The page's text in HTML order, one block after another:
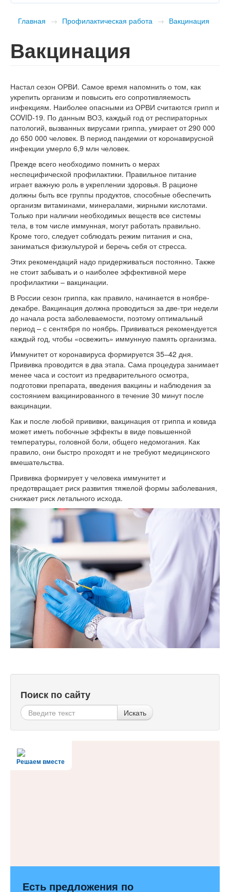
Главная → Профилактическая работа → Вакцинация
Вакцинация
Настал сезон ОРВИ. Самое время напомнить о том, как
укрепить организм и повысить его сопротивляемость
инфекциям. Наиболее опасными из ОРВИ считаются грипп и
COVID-19. По данным ВОЗ, каждый год от респираторных
патологий, вызванных вирусами гриппа, умирает от 290 000
до 650 000 человек. В период пандемии от коронавирусной
инфекции умерло 6,9 млн человек.
Прежде всего необходимо помнить о мерах
неспецифической профилактики. Правильное питание
играет важную роль в укреплении здоровья. В рационе
должны быть все группы продуктов, способные обеспечить
организм витаминами, минералами, жирными кислотами.
Только при наличии необходимых веществ все системы
тела, в том числе иммунная, могут работать правильно.
Кроме того, следует соблюдать режим питания и сна,
заниматься физкультурой и беречь себя от стресса.
Этих рекомендаций надо придерживаться постоянно. Также
не стоит забывать и о наиболее эффективной мере
профилактики – вакцинации.
В России сезон гриппа, как правило, начинается в ноябре-
декабре. Вакцинация должна проводиться за две-три недели
до начала роста заболеваемости, поэтому оптимальный
период – с сентября по ноябрь. Прививаться рекомендуется
каждый год, чтобы «освежить» иммунную память организма.
Иммунитет от коронавируса формируется 35–42 дня.
Прививка проводится в два этапа. Сама процедура занимает
менее часа и состоит из предварительного осмотра,
подготовки препарата, введения вакцины и наблюдения за
состоянием вакцинированного в течение 30 минут после
вакцинации.
Как и после любой прививки, вакцинация от гриппа и ковида
может иметь побочные эффекты в виде повышенной
температуры, головной боли, общего недомогания. Как
правило, они быстро проходят и не требуют медицинского
вмешательства.
Прививка формирует у человека иммунитет и
предотвращает риск развития тяжелой формы заболевания,
снижает риск летального исхода.
Поиск по сайту
Искать
Решаем вместе
Есть предложения по